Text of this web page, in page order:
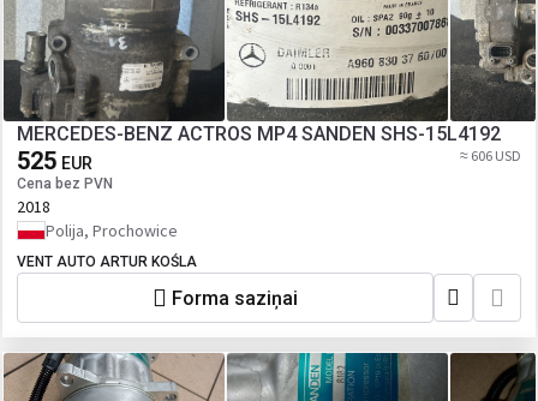
MERCEDES-BENZ ACTROS MP4 SANDEN SHS-15L4192
525 EUR
Cena bez PVN
≈ 606 USD
2018
Polija, Prochowice
VENT AUTO ARTUR KOŚLA
Forma saziņai